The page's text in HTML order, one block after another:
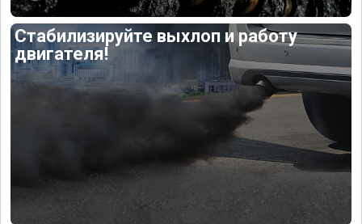
Стабилизируйте выхлоп и работу
двигателя!